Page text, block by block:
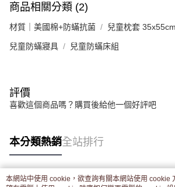
商品相關分類 (2)
材質｜美國棉+防蟎抗菌 兒童枕套 35x55cm
兒童防蟎寢具 兒童防蟎床組
評價
喜歡這個商品嗎？購買後給他一個好評吧
本分類熱銷全站排行
本網站中使用 cookie，欲查詢有關本網站使用 cookie